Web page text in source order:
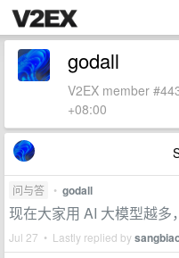
godall
V2EX member
+08:00
问与答 • godall
现在大家用 AI 大模型越
Jul 27 • Lastly replied by